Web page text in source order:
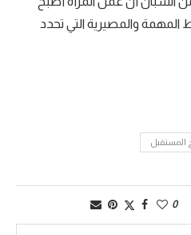
المهمة والمصيرية التي تحدد
المستقبل
0